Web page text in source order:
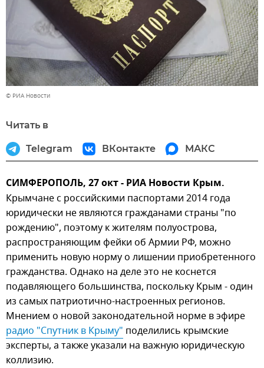
© РИА Новости
Читать в
Telegram ВКонтакте МАКС
СИМФЕРОПОЛЬ, 27 окт - РИА Новости Крым.
Крымчане с российскими паспортами 2014 года
юридически не являются гражданами страны "по
рождению", поэтому к жителям полуострова,
распространяющим фейки об Армии РФ, можно
применить новую норму о лишении приобретенного
гражданства. Однако на деле это не коснется
подавляющего большинства, поскольку Крым - один
из самых патриотично-настроенных регионов.
Мнением о новой законодательной норме в эфире
радио "Спутник в Крыму" поделились крымские
эксперты, а также указали на важную юридическую
коллизию.